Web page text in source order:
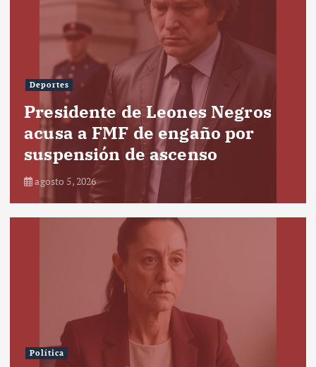
Deportes
Presidente de Leones Negros
acusa a FMF de engaño por
suspensión de ascenso
agosto 5, 2026
Política